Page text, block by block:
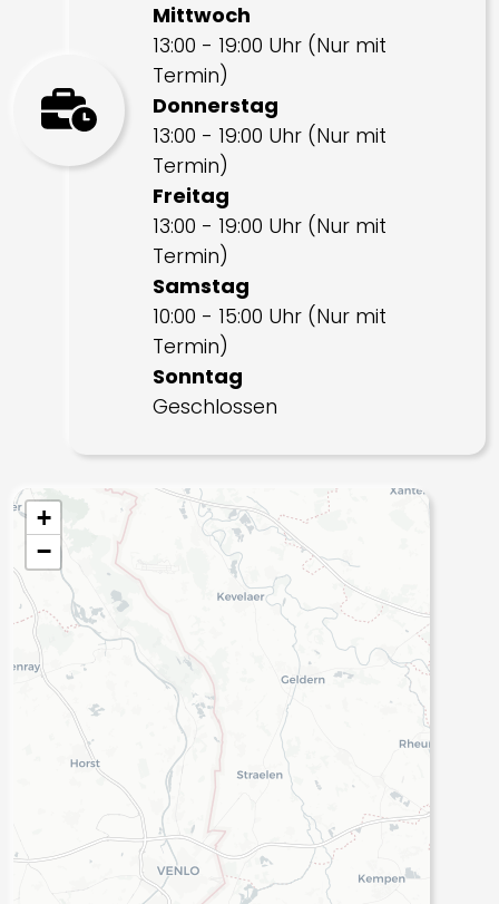
Mittwoch
13:00 - 19:00 Uhr (Nur mit
Termin)
Donnerstag
13:00 - 19:00 Uhr (Nur mit
Termin)
Freitag
13:00 - 19:00 Uhr (Nur mit
Termin)
Samstag
10:00 - 15:00 Uhr (Nur mit
Termin)
Sonntag
Geschlossen
+
−